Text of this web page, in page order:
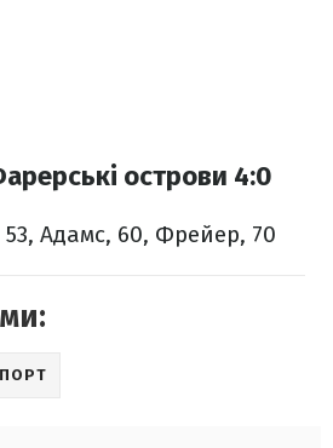
острови 4:0
53, Адамс, 60, Фрейер, 70